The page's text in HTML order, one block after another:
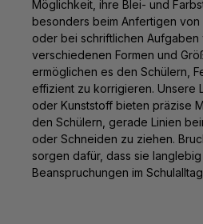
Möglichkeit, ihre Blei- und
besonders beim Anfertigen
oder bei schriftlichen Aufgaben
verschiedenen Formen und
ermöglichen es den Schülern,
effizient zu korrigieren. Unsere
oder Kunststoff bieten präzise
den Schülern, gerade Linien
oder Schneiden zu ziehen.
sorgen dafür, dass sie
Beanspruchungen im